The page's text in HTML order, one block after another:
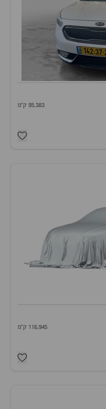
95,383 ק"מ
116,945 ק"מ